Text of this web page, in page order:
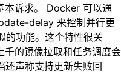
本诉求。 Docker 可以通
delay 来控制并行更
的功能。这个特性很关
千的镜像拉取和任务调度会
声称支持更新失败回